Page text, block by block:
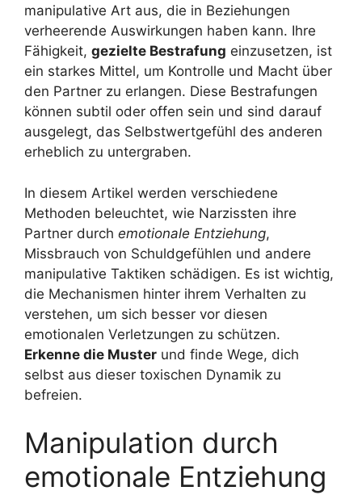
manipulative Art aus, die in Beziehungen
verheerende Auswirkungen haben kann. Ihre
Fähigkeit, gezielte Bestrafung einzusetzen, ist
ein starkes Mittel, um Kontrolle und Macht über
den Partner zu erlangen. Diese Bestrafungen
können subtil oder offen sein und sind darauf
ausgelegt, das Selbstwertgefühl des anderen
erheblich zu untergraben.
In diesem Artikel werden verschiedene
Methoden beleuchtet, wie Narzissten ihre
Partner durch emotionale Entziehung,
Missbrauch von Schuldgefühlen und andere
manipulative Taktiken schädigen. Es ist wichtig,
die Mechanismen hinter ihrem Verhalten zu
verstehen, um sich besser vor diesen
emotionalen Verletzungen zu schützen.
Erkenne die Muster und finde Wege, dich
selbst aus dieser toxischen Dynamik zu
befreien.
Manipulation durch
emotionale Entziehung